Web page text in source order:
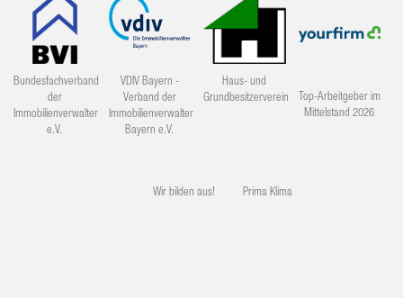
Bundesfachverband
der
Immobilienverwalter
e.V.
VDIV Bayern -
Verband der
Immobilienverwalter
Bayern e.V.
Haus- und
Grundbesitzerverein
Top-Arbeitgeber im
Mittelstand 2026
Wir bilden aus! Prima Klima